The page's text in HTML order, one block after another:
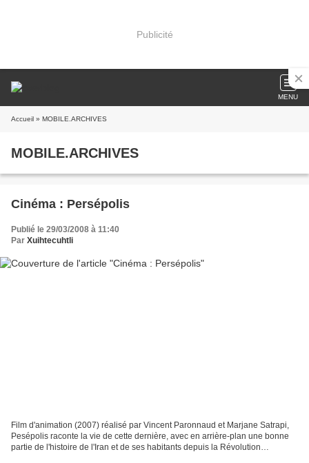
Publicité
MENU
Accueil » MOBILE.ARCHIVES
MOBILE.ARCHIVES
Cinéma : Persépolis
Publié le 29/03/2008 à 11:40
Par Xuihtecuhtli
Film d'animation (2007) réalisé par Vincent Paronnaud et Marjane Satrapi,
Pesépolis raconte la vie de cette dernière, avec en arrière-plan une bonne
partie de l'histoire de l'Iran et de ses habitants depuis la Révolution